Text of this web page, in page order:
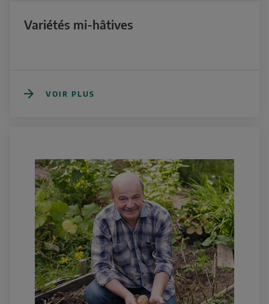
Variétés mi-hâtives
VOIR PLUS